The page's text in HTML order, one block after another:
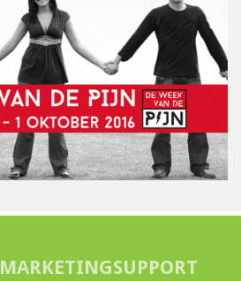
MARKETINGSUPPORT